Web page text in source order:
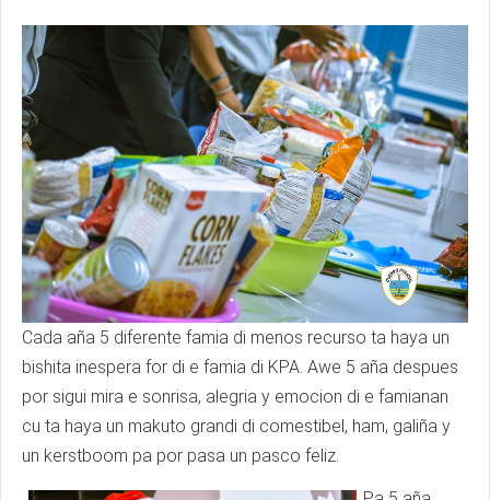
Cada aña 5 diferente famia di menos recurso ta haya un
bishita inespera for di e famia di KPA. Awe 5 aña despues
por sigui mira e sonrisa, alegria y emocion di e famianan
cu ta haya un makuto grandi di comestibel, ham, galiña y
un kerstboom pa por pasa un pasco feliz.